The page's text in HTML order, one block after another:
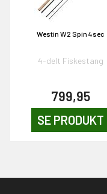
Westin W2 Spin 4sec
4-delt Fiskestang
799,95
SE PRODUKT